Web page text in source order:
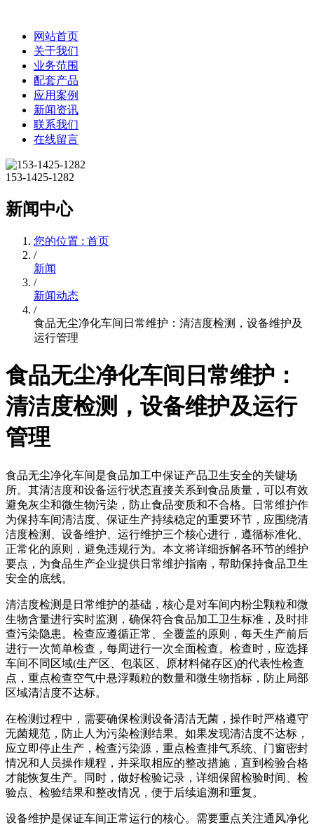
网站首页
关于我们
业务范围
配套产品
应用案例
新闻资讯
联系我们
在线留言
153-1425-1282
新闻中心
您的位置 : 首页
/
新闻
/
新闻动态
/
食品无尘净化车间日常维护：清洁度检测，设备维护及
运行管理
食品无尘净化车间日常维护：
清洁度检测，设备维护及运行
管理
食品无尘净化车间是食品加工中保证产品卫生安全的关键场
所。其清洁度和设备运行状态直接关系到食品质量，可以有效
避免灰尘和微生物污染，防止食品变质和不合格。日常维护作
为保持车间清洁度、保证生产持续稳定的重要环节，应围绕清
洁度检测、设备维护、运行维护三个核心进行，遵循标准化、
正常化的原则，避免违规行为。本文将详细拆解各环节的维护
要点，为食品生产企业提供日常维护指南，帮助保持食品卫生
安全的底线。
清洁度检测是日常维护的基础，核心是对车间内粉尘颗粒和微
生物含量进行实时监测，确保符合食品加工卫生标准，及时排
查污染隐患。检查应遵循正常、全覆盖的原则，每天生产前后
进行一次简单检查，每周进行一次全面检查。检查时，应选择
车间不同区域(生产区、包装区、原材料储存区)的代表性检查
点，重点检查空气中悬浮颗粒的数量和微生物指标，防止局部
区域清洁度不达标。
在检测过程中，需要确保检测设备清洁无菌，操作时严格遵守
无菌规范，防止人为污染检测结果。如果发现清洁度不达标，
应立即停止生产，检查污染源，重点检查排气系统、门窗密封
情况和人员操作规程，并采取相应的整改措施，直到检验合格
才能恢复生产。同时，做好检验记录，详细保留检验时间、检
验点、检验结果和整改情况，便于后续追溯和重复。
设备维护是保证车间正常运行的核心。需要重点关注通风净化